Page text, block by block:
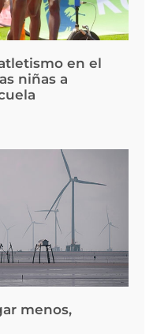
en el
niñas a
menos,